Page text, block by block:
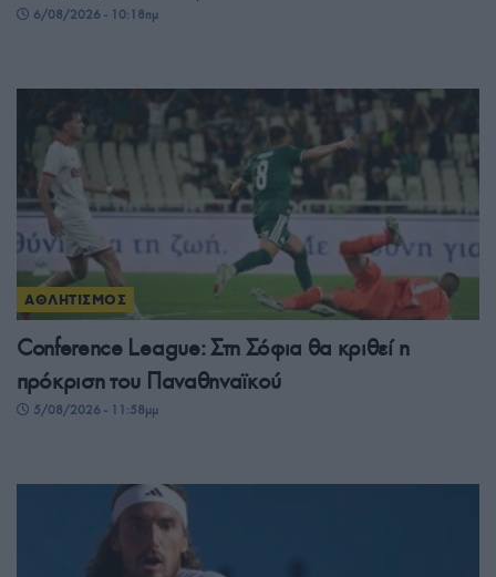
6/08/2026 - 10:18πμ
ΑΘΛΗΤΙΣΜΟΣ
Conference League: Στη Σόφια θα κριθεί η
πρόκριση του Παναθηναϊκού
5/08/2026 - 11:58μμ